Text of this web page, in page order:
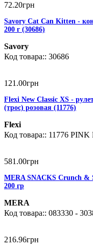
72.20грн
Savory Cat Can Kitten -
200 г (30686)
Savory
30686
121 .00грн
Flexi New Classic XS -
(трос) розовая (11776)
Flexi
11776 PINK
581 .00грн
MERA SNACKS Crunch &
200 гр
MERA
083330 -
216.96грн